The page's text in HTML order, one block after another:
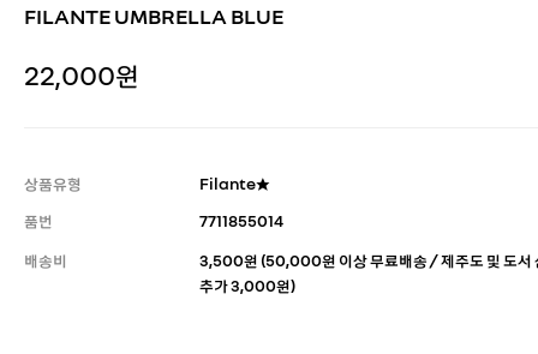
FILANTE UMBRELLA BLUE
22,000원
상품유형
Filante★
품번
7711855014
배송비
3,500원 (50,000원 이상 무료배송 / 제주도 및 도서
추가 3,000원)